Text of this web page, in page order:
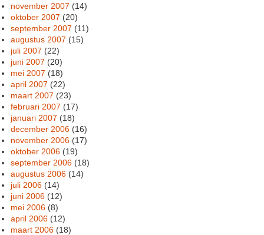
november 2007 (14)
oktober 2007 (20)
september 2007 (11)
augustus 2007 (15)
juli 2007 (22)
juni 2007 (20)
mei 2007 (18)
april 2007 (22)
maart 2007 (23)
februari 2007 (17)
januari 2007 (18)
december 2006 (16)
november 2006 (17)
oktober 2006 (19)
september 2006 (18)
augustus 2006 (14)
juli 2006 (14)
juni 2006 (12)
mei 2006 (8)
april 2006 (12)
maart 2006 (18)